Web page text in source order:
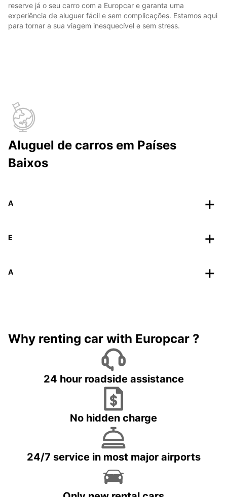
reserve já o seu carro com a Europcar e garanta uma
experiência de aluguer fácil e sem complicações. Estamos aqui
para tornar a sua viagem inesquecível e sem stress.
Aluguel de carros em Países
Baixos
A
E
A
Why renting car with Europcar ?
24 hour roadside assistance
No hidden charge
24/7 service in most major airports